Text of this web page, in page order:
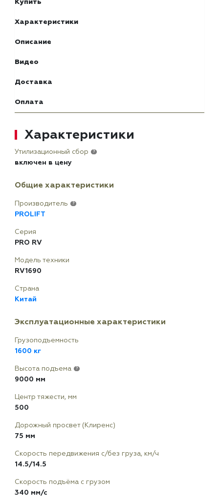
Купить
Характеристики
Описание
Видео
Доставка
Оплата
Характеристики
Утилизационный сбор ?
включен в цену
Общие характеристики
Производитель ?
PROLIFT
Серия
PRO RV
Модель техники
RV1690
Страна
Китай
Эксплуатационные характеристики
Грузоподъемность
1600 кг
Высота подъема ?
9000 мм
Центр тяжести, мм
500
Дорожный просвет (Клиренс)
75 мм
Скорость передвижения с/без груза, км/ч
14.5/14.5
Скорость подъёма с грузом
340 мм/с